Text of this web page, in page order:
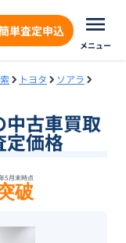
単査定申込
メニュー
トヨタ
ソアラ
中古車買取
定価格
5月末時点
破